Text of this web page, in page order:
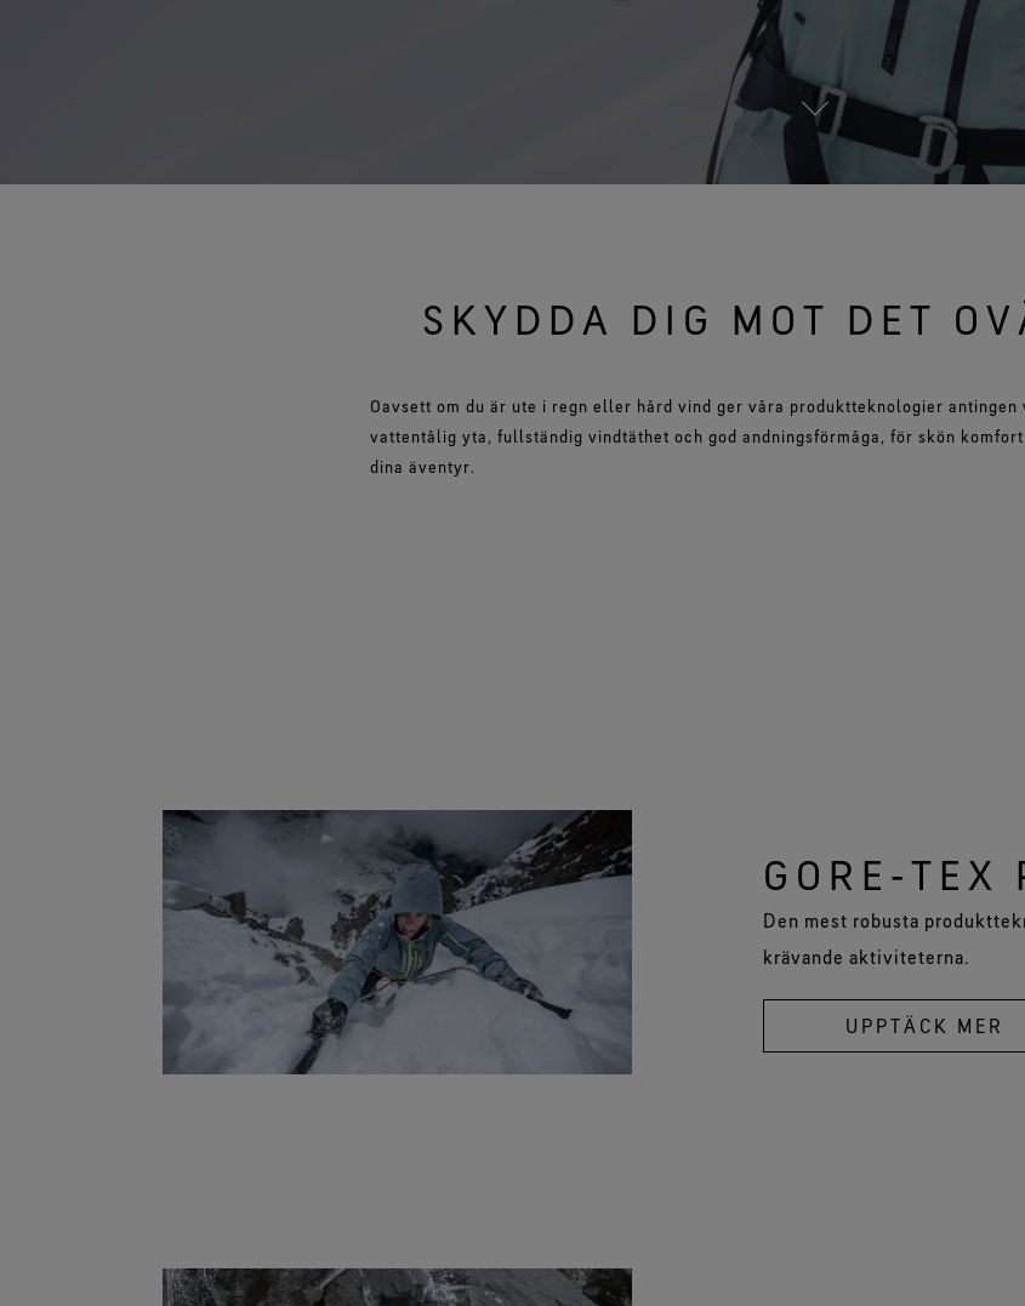
Se alla teknologier för ytterplagg
SKYDDA DIG MOT DET
Oavsett om du är ute i regn eller hård vind ger våra produktteknologier
vattentålig yta, fullständig vindtäthet och god andningsförmåga, för skön
dina äventyr.
GORE‑TEX
Den mest robusta
krävande aktiviteterna.
UPPTÄCK MER